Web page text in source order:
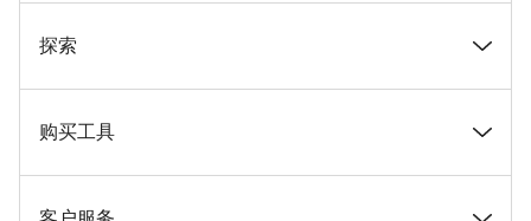
奖项
在 Canyon 工作
探索
新闻和故事
购买工具